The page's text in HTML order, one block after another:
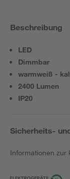
Beschreibung
LED
Dimmbar
warmweiß -
2400 Lumen
IP20
Sicherheits-
Informationen zur